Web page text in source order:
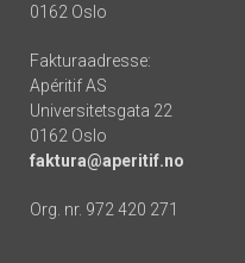
0162 Oslo
Fakturaadresse:
Apéritif AS
Universitetsgata 22
0162 Oslo
faktura@aperitif.no
Org. nr. 972 420 271